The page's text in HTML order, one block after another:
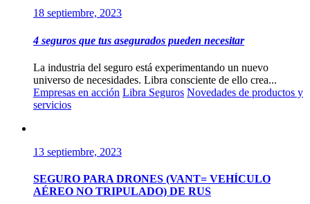
18 septiembre, 2023
4 seguros que tus asegurados pueden necesitar
La industria del seguro está experimentando un nuevo
universo de necesidades. Libra consciente de ello crea...
Empresas en acción Libra Seguros Novedades de productos y
servicios
13 septiembre, 2023
SEGURO PARA DRONES (VANT= VEHÍCULO
AÉREO NO TRIPULADO) DE RUS